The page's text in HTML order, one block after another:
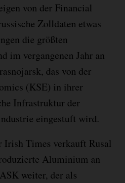
von der Financial
Zolldaten etwas
die größten
im vergangenen Jahr an
das von der
(KSE) in ihrer
Infrastruktur der
eingestuft wird.
Irish Times verkauft Rusal
Aluminium an
weiter, der als